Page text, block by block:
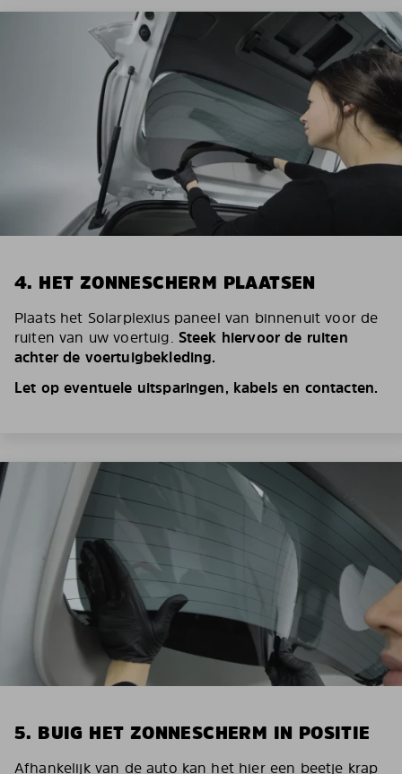
4. HET ZONNESCHERM PLAATSEN
Plaats het Solarplexius paneel van binnenuit voor de
ruiten van uw voertuig. Steek hiervoor de ruiten
achter de voertuigbekleding.
Let op eventuele uitsparingen, kabels en contacten.
5. BUIG HET ZONNESCHERM IN POSITIE
Afhankelijk van de auto kan het hier een beetje krap